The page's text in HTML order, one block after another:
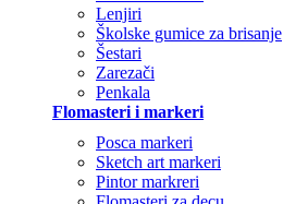
Lenjiri
Školske gumice za brisanje
Šestari
Zarezači
Penkala
Flomasteri i markeri
Posca markeri
Sketch art markeri
Pintor markreri